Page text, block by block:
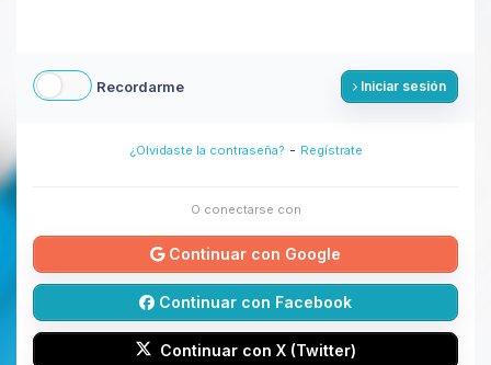
Recordarme Iniciar sesión
¿Olvidaste la contraseña? - Regístrate
O conectarse con
Continuar con Google
Continuar con Facebook
Continuar con X (Twitter)